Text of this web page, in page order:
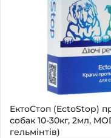
ЕктоСтоп (EctoStop)
собак 10-30кг, 2мл,
гельмінтів)